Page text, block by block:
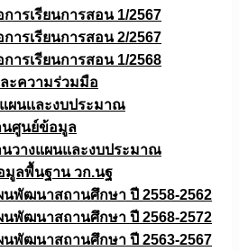
การเรียนการสอน 1/2567
การเรียนการสอน 2/2567
การเรียนการสอน 1/2568
ละความร่วมมือ
ผนเเละงบประมาณ
นศูนย์ข้อมูล
นวางแผนและงบประมาณ
มูลพื้นฐาน วก.นฐ
นพัฒนาสถานศึกษา ปี 2558-2562
นพัฒนาสถานศึกษา ปี 2568-2572
นพัฒนาสถานศึกษา ปี 2563-2567